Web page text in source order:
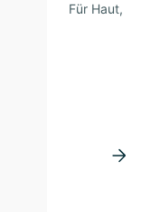
Für Haut,